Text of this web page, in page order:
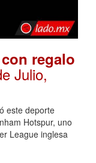
regalo
Julio,
este deporte
Hotspur, uno
League inglesa